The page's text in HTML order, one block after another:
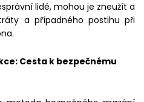
lidé, mohou je zneužít a
a případného postihu při
Cesta k bezpečnému